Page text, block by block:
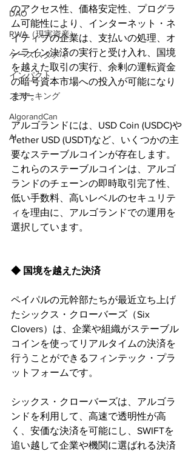
DAO
RWA（現実資産）
ケーススタディ
インパクト
ステーキング
AlgorandCan
AI
のアクセス性、価格安定性、プログラ
ム可能性により、インターネット・ネ
イティブの企業は、支払いの処理、オ
ンライン決済の実行と受け入れ、国境
を越えた取引の実行、余剰の運転資金
の暗号資本市場への投入が可能になり
ます。
アルゴランドには、USD Coin (USDC)や
Tether USD (USDT)など、いくつかの主
要なステーブルコインが存在します。
これらのステーブルコインは、アルゴ
ランドのチェーンの即時取引完了性、
低い手数料、高いレベルのセキュリテ
ィを理由に、アルゴランドでの運用を
選択しています。
◆ 国境を越えた決済
ペイパルの元幹部たちが最近立ち上げ
たシックス・クローバーズ（Six
Clovers）は、企業や組織がステーブル
コインを使ってリアルタイムの決済を
行うことができるフィンテック・プラ
ットフォームです。
シックス・クローバーズは、アルゴラ
ンドを利用して、高速で透明性が高
く、安価な決済を可能にし、SWIFTを
追い越して企業や機関に選ばれる決済